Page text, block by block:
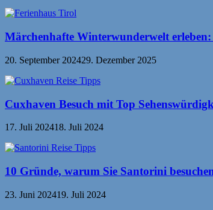
Märchenhafte Winterwunderwelt
20. September 202429. Dezember 2025
Cuxhaven Besuch mit Top
17. Juli 202418. Juli 2024
10 Gründe, warum Sie Santorini
23. Juni 202419. Juli 2024